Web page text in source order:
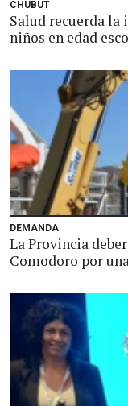
CHUBUT
Salud recuerda la
niños en edad
DEMANDA
La Provincia
Comodoro por